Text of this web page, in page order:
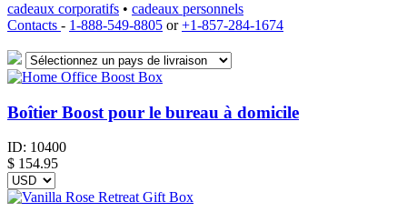
cadeaux corporatifs • cadeaux personnels
Contacts - 1-888-549-8805 or+1-857-284-1674
Boîtier Boost pour le bureau à domicile
ID: 10400
$ 154.95